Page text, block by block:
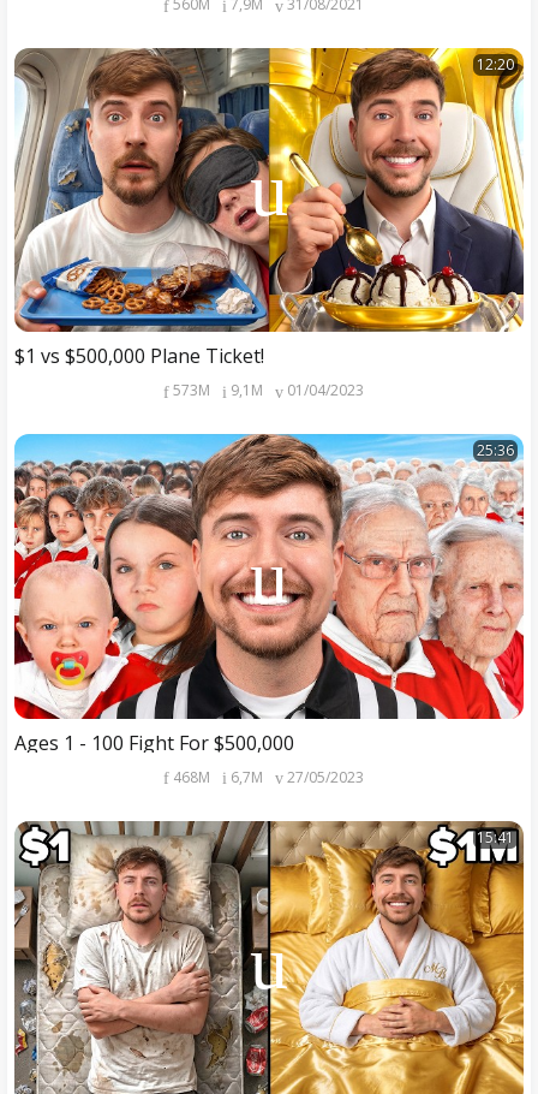
560M 7,9M 31/08/2021
12:20
$1 vs $500,000 Plane Ticket!
573M 9,1M 01/04/2023
25:36
Ages 1 - 100 Fight For $500,000
468M 6,7M 27/05/2023
15:41